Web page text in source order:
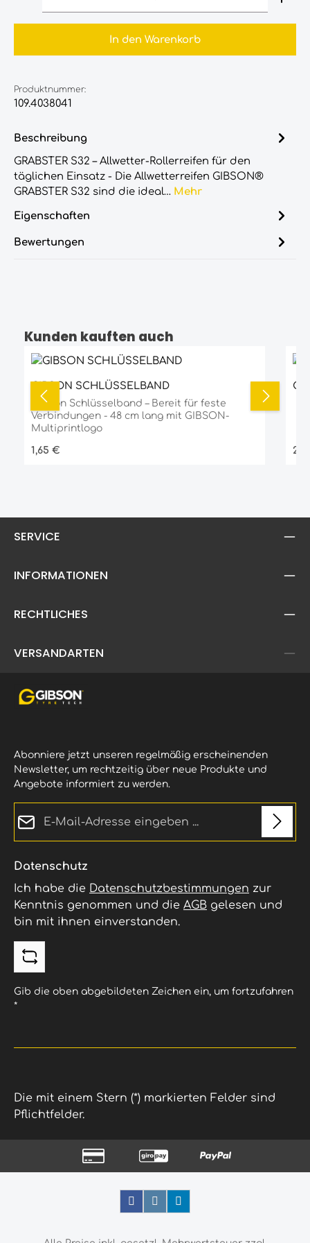
In den Warenkorb
Produktnummer:
109.4038041
Beschreibung
GRABSTER S32 – Allwetter-Rollerreifen für den
täglichen Einsatz - Die Allwetterreifen GIBSON®
GRABSTER S32 sind die ideal… Mehr
Eigenschaften
Bewertungen
Produktgalerie überspringen
Kunden kauften auch
GIBSON SCHLÜSSELBAND
Gibson Schlüsselband – Bereit für feste
Verbindungen - 48 cm lang mit GIBSON-
Multiprintlogo
Regulärer Preis:
1,65 €
SERVICE
INFORMATIONEN
RECHTLICHES
VERSANDARTEN
Abonniere jetzt unseren regelmäßig erscheinenden
Newsletter, um rechtzeitig über neue Produkte und
Angebote informiert zu werden.
Datenschutz
Ich habe die Datenschutzbestimmungen zur
Kenntnis genommen und die AGB gelesen und
bin mit ihnen einverstanden.
Gib die oben abgebildeten Zeichen ein, um fortzufahren
*
Die mit einem Stern (*) markierten Felder sind
Pflichtfelder.